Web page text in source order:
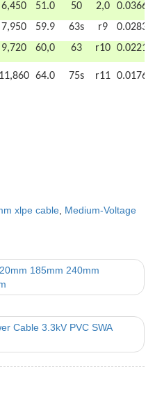
6,450 51.0 50 2,0
0.0366
7,950 59.9 63s r9
0.0283
9,720 60,0 63 r10 0.0221
11,860 64.0 75s r11 0.0176
xlpe cable Medium-Voltage
185mm 240mm
Cable 3.3kV PVC SWA